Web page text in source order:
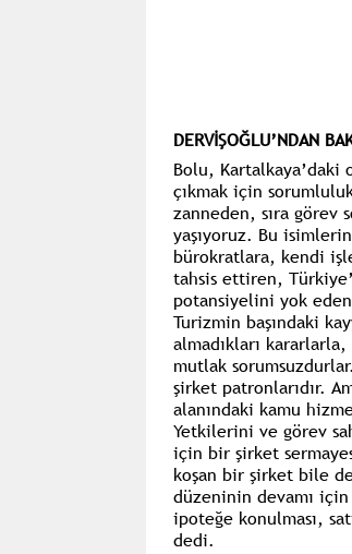
DERVİŞOĞLU’NDAN
Bolu, Kartalkaya’daki
çıkmak için
zanneden, sıra görev
yaşıyoruz. Bu
bürokratlara, kendi
tahsis ettiren,
potansiyelini yok
Turizmin başındaki
almadıkları
mutlak
şirket patronlarıdır.
alanındaki kamu
Yetkilerini ve görev
için bir şirket
koşan bir şirket bile
düzeninin devamı
ipoteğe konulması,
dedi.